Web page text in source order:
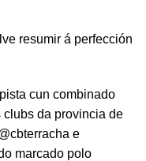
resumir á perfección
cun combinado
clubs da provincia de
e
marcado polo